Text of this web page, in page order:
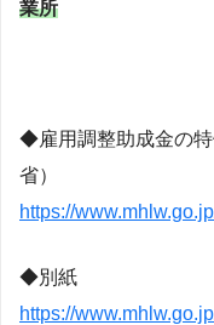
業所
◆雇用調整助成金の
省）
https://
◆別紙
https://